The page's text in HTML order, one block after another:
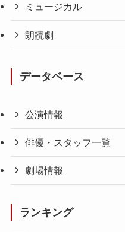
ミュージカル
朗読劇
データベース
公演情報
俳優・スタッフ一覧
劇場情報
ランキング